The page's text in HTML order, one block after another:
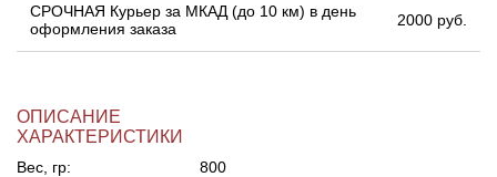
СРОЧНАЯ Курьер за МКАД (до 10 км) в день
оформления заказа
2000 руб.
ОПИСАНИЕ
ХАРАКТЕРИСТИКИ
Вес, гр: 800